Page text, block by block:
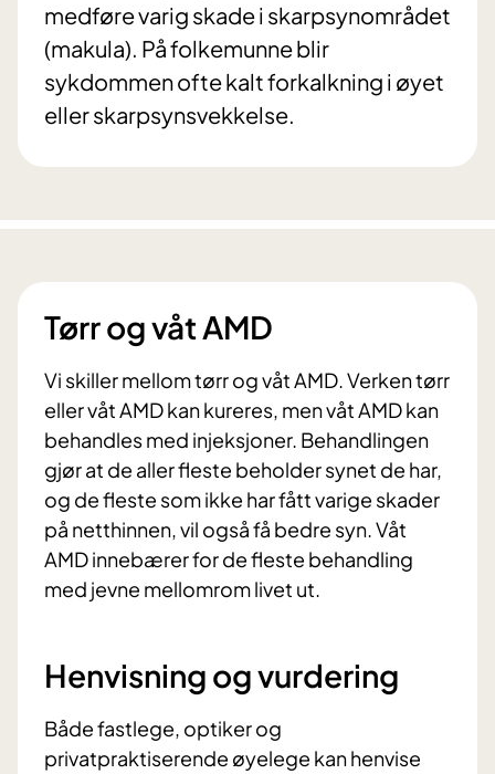
medføre varig skade i skarpsynområdet
(makula). På folkemunne blir
sykdommen ofte kalt forkalkning i øyet
eller skarpsynsvekkelse.
Tørr og våt AMD
Vi skiller mellom tørr og våt AMD. Verken tørr
eller våt AMD kan kureres, men våt AMD kan
behandles med injeksjoner. Behandlingen
gjør at de aller fleste beholder synet de har,
og de fleste som ikke har fått varige skader
på netthinnen, vil også få bedre syn. Våt
AMD innebærer for de fleste behandling
med jevne mellomrom livet ut.
Henvisning og vurdering
Både fastlege, optiker og
privatpraktiserende øyelege kan henvise